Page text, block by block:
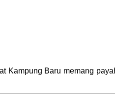
Kampung Baru memang